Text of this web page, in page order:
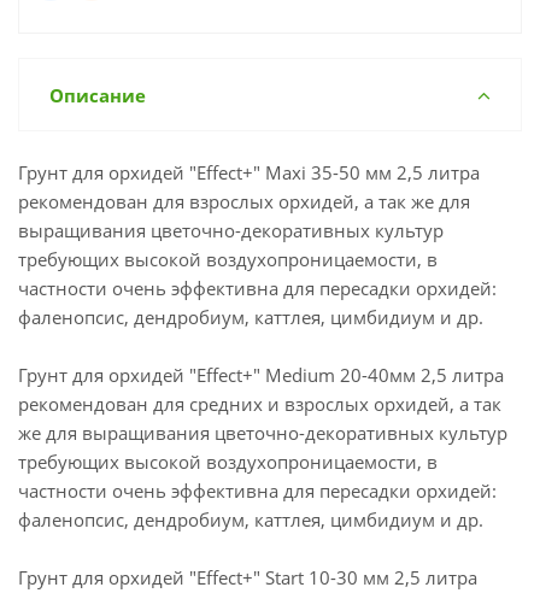
Описание
Грунт для орхидей "Effect+" Maxi 35-50 мм 2,5 литра
рекомендован для взрослых орхидей, а так же для
выращивания цветочно-декоративных культур
требующих высокой воздухопроницаемости, в
частности очень эффективна для пересадки орхидей:
фаленопсис, дендробиум, каттлея, цимбидиум и др.
Грунт для орхидей "Effect+" Medium 20-40мм 2,5 литра
рекомендован для средних и взрослых орхидей, а так
же для выращивания цветочно-декоративных культур
требующих высокой воздухопроницаемости, в
частности очень эффективна для пересадки орхидей:
фаленопсис, дендробиум, каттлея, цимбидиум и др.
Грунт для орхидей "Effect+" Start 10-30 мм 2,5 литра